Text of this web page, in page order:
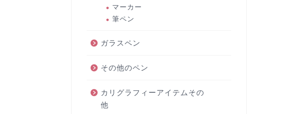
マーカー
筆ペン
ガラスペン
その他のペン
カリグラフィーアイテムその
他